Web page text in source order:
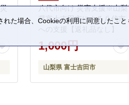
八代市向け 災害支援※山梨
県富士吉田市による八代市
への支援【返礼品なし】
1,000円
山梨県 富士吉田市
た場合、Cookieの利用に同意したこと